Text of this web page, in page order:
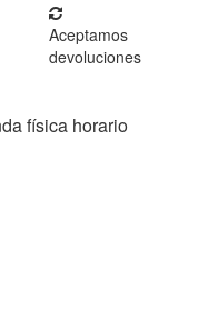
Aceptamos
devoluciones
física horario